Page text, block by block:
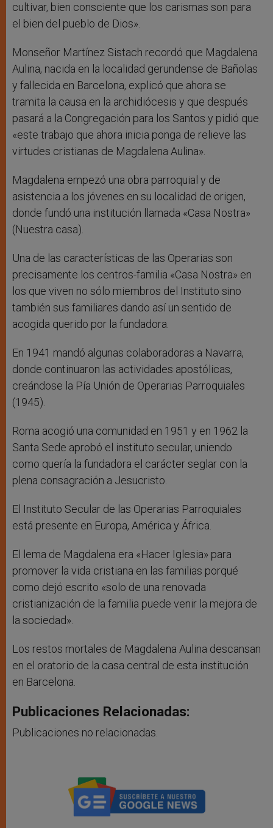
cultivar, bien consciente que los carismas son para
el bien del pueblo de Dios».
Monseñor Martínez Sistach recordó que Magdalena
Aulina, nacida en la localidad gerundense de Bañolas
y fallecida en Barcelona, explicó que ahora se
tramita la causa en la archidiócesis y que después
pasará a la Congregación para los Santos y pidió que
«este trabajo que ahora inicia ponga de relieve las
virtudes cristianas de Magdalena Aulina».
Magdalena empezó una obra parroquial y de
asistencia a los jóvenes en su localidad de origen,
donde fundó una institución llamada «Casa Nostra»
(Nuestra casa).
Una de las características de las Operarias son
precisamente los centros-familia «Casa Nostra» en
los que viven no sólo miembros del Instituto sino
también sus familiares dando así un sentido de
acogida querido por la fundadora.
En 1941 mandó algunas colaboradoras a Navarra,
donde continuaron las actividades apostólicas,
creándose la Pía Unión de Operarias Parroquiales
(1945).
Roma acogió una comunidad en 1951 y en 1962 la
Santa Sede aprobó el instituto secular, uniendo
como quería la fundadora el carácter seglar con la
plena consagración a Jesucristo.
El Instituto Secular de las Operarias Parroquiales
está presente en Europa, América y África.
El lema de Magdalena era «Hacer Iglesia» para
promover la vida cristiana en las familias porqué
como dejó escrito «solo de una renovada
cristianización de la familia puede venir la mejora de
la sociedad».
Los restos mortales de Magdalena Aulina descansan
en el oratorio de la casa central de esta institución
en Barcelona.
Publicaciones Relacionadas:
Publicaciones no relacionadas.